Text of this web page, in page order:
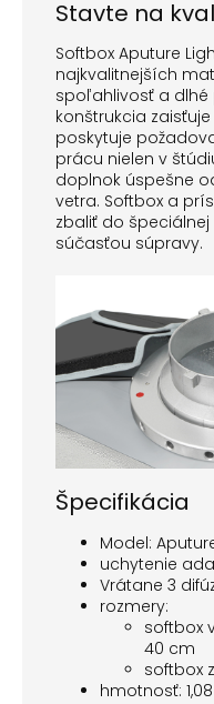
Stavte na
Softbox Aputure
najkvalitnejších
spoľahlivosť a dlhé
konštrukcia
poskytuje
prácu nielen v
doplnok úspešne
vetra. Softbox a
zbaliť do
súčasťou súpravy.
Špecifikácia
Model:
uchytenie
Vrátane 3
rozmery:
softbox
40 cm
softbox
hmotnosť: